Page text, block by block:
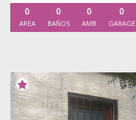
0
AREA
0
BAÑOS
0
AMB
0
GARAGE